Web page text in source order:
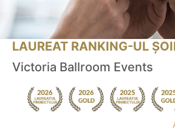
LAUREAT RANKING-UL
Victoria Ballroom Events